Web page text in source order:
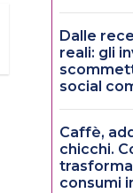
Dalle
reali: gli
social
Caffè,
chicchi.
consumi